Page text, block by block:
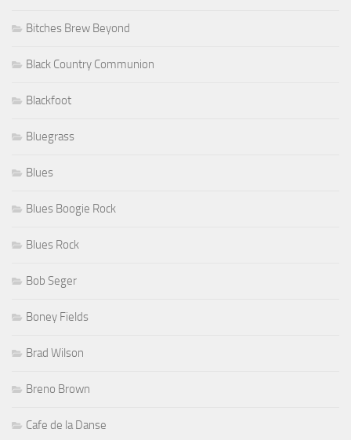
Bitches Brew Beyond
Black Country Communion
Blackfoot
Bluegrass
Blues
Blues Boogie Rock
Blues Rock
Bob Seger
Boney Fields
Brad Wilson
Breno Brown
Cafe de la Danse